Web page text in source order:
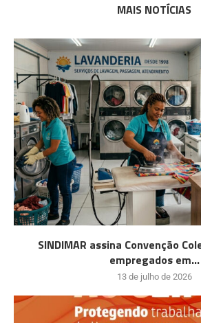
MAIS NOTÍCIAS
SINDIMAR assina Convenção
empregados em...
13 de julho de 2026